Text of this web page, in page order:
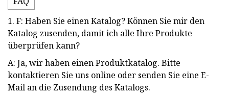
1. F: Haben Sie einen Katalog? Können Sie mir den
Katalog zusenden, damit ich alle Ihre Produkte
überprüfen kann?
A: Ja, wir haben einen Produktkatalog. Bitte
kontaktieren Sie uns online oder senden Sie eine E-
Mail an die Zusendung des Katalogs.